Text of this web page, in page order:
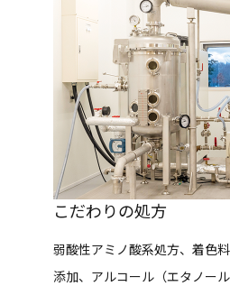
こだわりの処方
弱酸性アミノ酸系処方、着色
添加、アルコール（エタノー